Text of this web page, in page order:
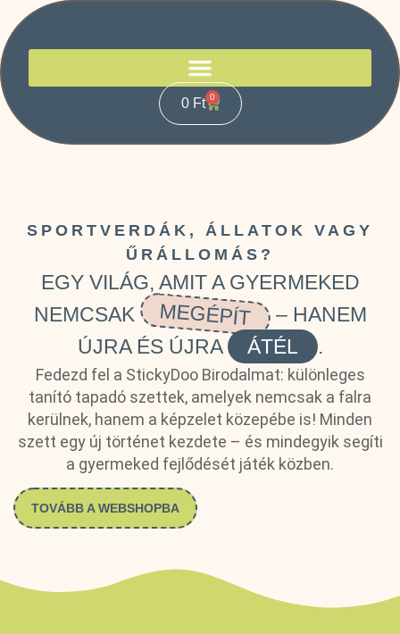
0 Ft 0
SPORTVERDÁK, ÁLLATOK VAGY
ŰRÁLLOMÁS?
EGY VILÁG, AMIT A GYERMEKED
NEMCSAK
MEGÉPÍT
– HANEM
ÚJRA ÉS ÚJRA
ÁTÉL .
Fedezd fel a StickyDoo Birodalmat: különleges
tanító tapadó szettek, amelyek nemcsak a falra
kerülnek, hanem a képzelet közepébe is! Minden
szett egy új történet kezdete – és mindegyik segíti
a gyermeked fejlődését játék közben.
TOVÁBB A WEBSHOPBA